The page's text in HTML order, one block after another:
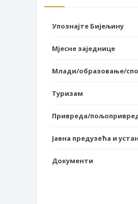
Упознајте Бијељину
Мјесне заједнице
Млади/образовање/
Туризам
Привреда/
Јавна предузећа и
Документи